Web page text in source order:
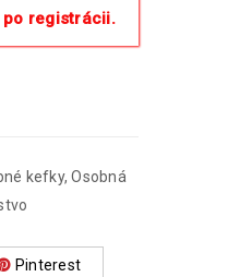
po registrácii.
kefky,Osobná
Pinterest